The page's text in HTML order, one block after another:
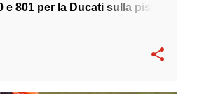
801 per la Ducati sulla pista